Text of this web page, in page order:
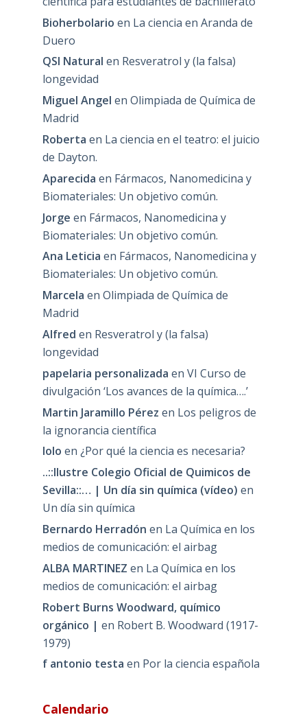
Bioherbolario en La ciencia en Aranda de
Duero
QSI Natural en Resveratrol y (la falsa)
longevidad
Miguel Angel en Olimpiada de Química de
Madrid
Roberta en La ciencia en el teatro: el juicio
de Dayton.
Aparecida en Fármacos, Nanomedicina y
Biomateriales: Un objetivo común.
Jorge en Fármacos, Nanomedicina y
Biomateriales: Un objetivo común.
Ana Leticia en Fármacos, Nanomedicina y
Biomateriales: Un objetivo común.
Marcela en Olimpiada de Química de
Madrid
Alfred en Resveratrol y (la falsa)
longevidad
papelaria personalizada en VI Curso de
divulgación ‘Los avances de la química….’
Martin Jaramillo Pérez en Los peligros de
la ignorancia científica
lolo en ¿Por qué la ciencia es necesaria?
..::Ilustre Colegio Oficial de Quimicos de
Sevilla::… | Un día sin química (vídeo) en
Un día sin química
Bernardo Herradón en La Química en los
medios de comunicación: el airbag
ALBA MARTINEZ en La Química en los
medios de comunicación: el airbag
Robert Burns Woodward, químico
orgánico | en Robert B. Woodward (1917-
1979)
f antonio testa en Por la ciencia española
Calendario